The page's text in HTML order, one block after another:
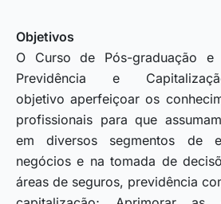
Objetivos
O Curso de Pós-graduação e
Previdência e
objetivo aperfeiçoar os
profissionais para que
em diversos segmentos de
negócios e na tomada de
áreas de seguros, previdência